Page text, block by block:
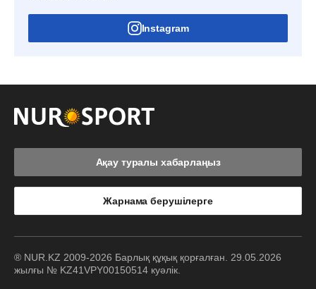
Instagram
Ақау туралы хабарлаңыз
Жарнама берушілерге
® NUR.KZ 2009-2026 Барлық құқық қорғалған. 29.05.2026
жылғы № KZ41VPY00150514 куәлік.